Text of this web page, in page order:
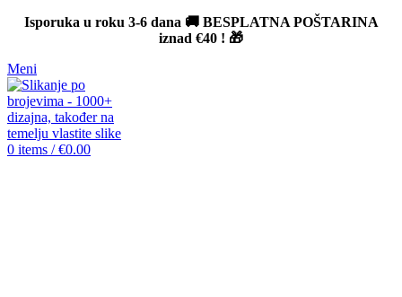
Isporuka u roku 3-6 dana 🚚 BESPLATNA POŠTARINA
iznad €40 ! 🎁
Meni
0 items / €0.00